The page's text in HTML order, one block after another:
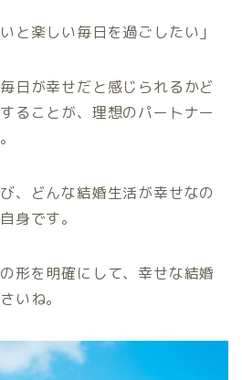
と楽しい毎日を過ごしたい」
日が幸せだと感じられるかど
ることが、理想のパートナー
、どんな結婚生活が幸せなの
身です。
形を明確にして、幸せな結婚
いね。